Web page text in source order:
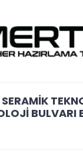
BULVARI